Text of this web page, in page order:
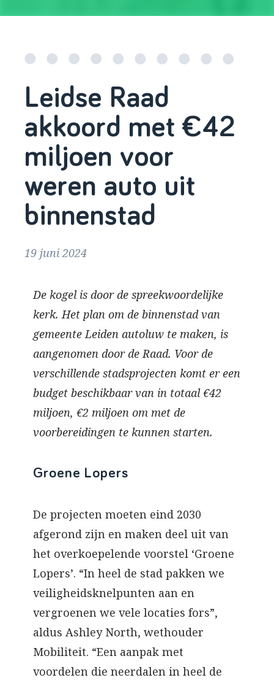
Leidse Raad
akkoord met €42
miljoen voor
weren auto uit
binnenstad
19 juni 2024
De kogel is door de spreekwoordelijke
kerk. Het plan om de binnenstad van
gemeente Leiden autoluw te maken, is
aangenomen door de Raad. Voor de
verschillende stadsprojecten komt er een
budget beschikbaar van in totaal €42
miljoen, €2 miljoen om met de
voorbereidingen te kunnen starten.
Groene Lopers
De projecten moeten eind 2030
afgerond zijn en maken deel uit van
het overkoepelende voorstel ‘Groene
Lopers’. “In heel de stad pakken we
veiligheidsknelpunten aan en
vergroenen we vele locaties fors”,
aldus Ashley North, wethouder
Mobiliteit. “Een aanpak met
voordelen die neerdalen in heel de